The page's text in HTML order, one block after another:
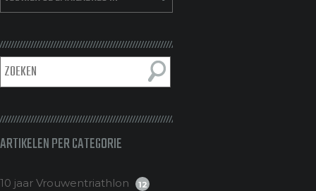
ARTIKELEN PER CATEGORIE
10 jaar Vrouwentriathlon 12